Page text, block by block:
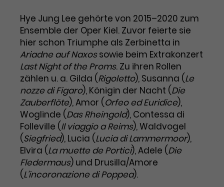
Benutzer*in wiedererkannt werden,
und es wird Zugang zu
geschützten Bereichen gewährt.
Name cookie_optin
Anbieter TYPO3
Laufzeit 1 Monat
Zweck
Enthält die gewählten Tracking-
Optin-Einstellungen.
Laufzeit 2 Jahre
Zweck
Dieses Cookie wird von Google
Analytics installiert. Das Cookie
wird verwendet, um
Besucher*innen-, Sitzungs- und
Kampagnendaten zu berechnen
und die Nutzung der Website für
den Analysebericht der Website zu
verfolgen. Die Cookies speichern
Informationen anonym und weisen
eine zufallsgenerierte Nummer zu,
um Besuche zu erkennen.
Diese Gruppe beinhaltet alle Scripte, die es uns
ermöglichen die Leistung unserer
Werbekampagnen zu analysieren und
Conversions zu messen. Außerdem helfen sie
uns dabei Werbeanzeigen und Inhalte besser auf
die Interessen unserer Nutzer abzustimmen.
Name
_gcl_au
Anbieter Google Ads
Laufzeit 3 Monate
Wird von Google verwendet, um
die Effizienz von Werbeanzeigen zu
messen und Conversions zu
speichern. Dieses Cookie hilft dabei
Cookie-Informationen
Hye Jung Lee gehörte von 2015–2020 zum
Ensemble der Oper Kiel. Zuvor feierte sie
hier schon Triumphe als Zerbinetta in
Ariadne auf Naxossowie beim Extrakonzert
Last Night of the Proms. Zu ihren Rollen
zählen u. a. Gilda (Rigoletto), Susanna (Le
nozze di Figaro), Königin der Nacht (Die
Zauberflöte), Amor (Orfeo ed Euridice),
Woglinde (Das Rheingold), Contessa di
Folleville (Il viaggio a Reims), Waldvogel
(Siegfried), Lucia (Lucia di Lammermoor),
Elvira (La muette de Portici), Adele (Die
Fledermaus) und Drusilla/Amore
(L’incoronazione di Poppea).